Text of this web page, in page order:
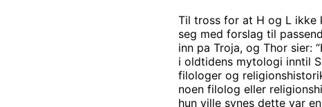
Til tross for at H og L ikke
seg med forslag til
inn pa Troja, og Thor sier:
i oldtidens mytologi inntil
filologer og
noen filolog eller
hun ville synes dette var